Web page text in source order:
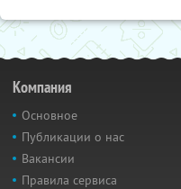
Компания
Основное
Публикации о нас
Вакансии
Правила сервиса